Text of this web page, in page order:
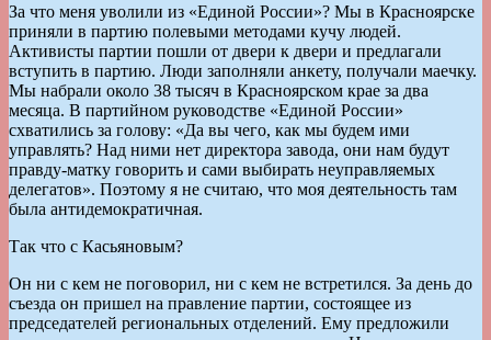
За что меня уволили из «Единой России»? Мы в Красноярске
приняли в партию полевыми методами кучу людей.
Активисты партии пошли от двери к двери и предлагали
вступить в партию. Люди заполняли анкету, получали маечку.
Мы набрали около 38 тысяч в Красноярском крае за два
месяца. В партийном руководстве «Единой России»
схватились за голову: «Да вы чего, как мы будем ими
управлять? Над ними нет директора завода, они нам будут
правду-матку говорить и сами выбирать неуправляемых
делегатов». Поэтому я не считаю, что моя деятельность там
была антидемократичная.
Так что с Касьяновым?
Он ни с кем не поговорил, ни с кем не встретился. За день до
съезда он пришел на правление партии, состоящее из
председателей региональных отделений. Ему предложили